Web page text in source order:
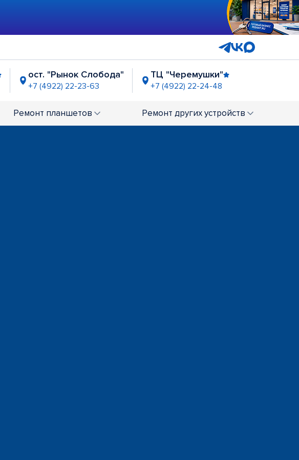
ост. "Рынок Слобода"
+7 (4922) 22-23-63
ТЦ "Черемушки"
+7 (4922) 22-24-48
Ремонт планшетов Ремонт других устройств